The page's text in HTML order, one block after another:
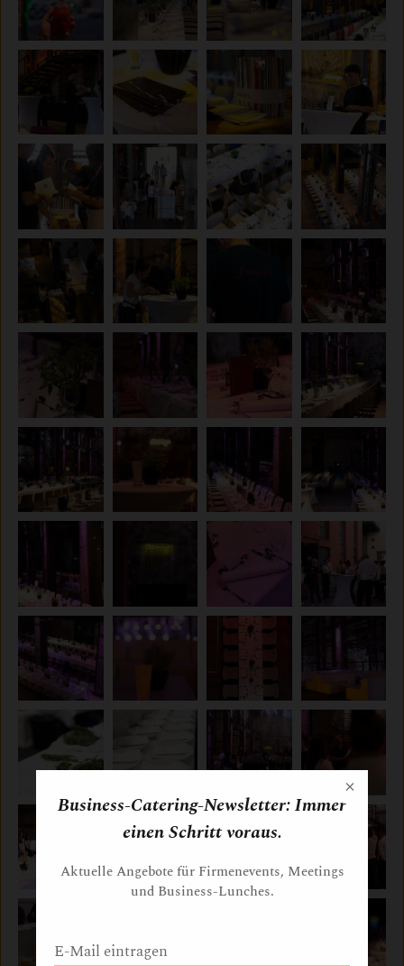
Business-Catering-Newsletter: Immer
einen Schritt voraus.
Aktuelle Angebote für Firmenevents, Meetings
und Business-Lunches.
E-Mail eintragen
×